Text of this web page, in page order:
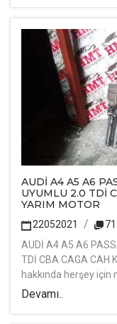
AUDİ A4 A5 A6
UYUMLU 2.0 TDİ
YARIM MOTOR
22052021
71
AUDİ A4 A5 A6
TDİ CBA CAGA CAH
hakkında herşey
Devamı..